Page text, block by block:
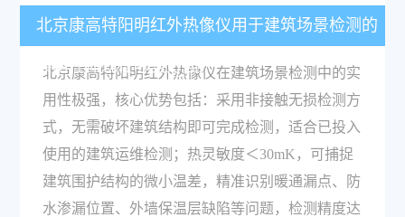
北京康高特阳明红外热像仪用于建筑场景检测的
实用性体现在哪些方面？
北京康高特阳明红外热像仪在建筑场景检测中的实
用性极强，核心优势包括：采用非接触无损检测方
式，无需破坏建筑结构即可完成检测，适合已投入
使用的建筑运维检测；热灵敏度＜30mK，可捕捉
建筑围护结构的微小温差，精准识别暖通漏点、防
水渗漏位置、外墙保温层缺陷等问题，检测精度达